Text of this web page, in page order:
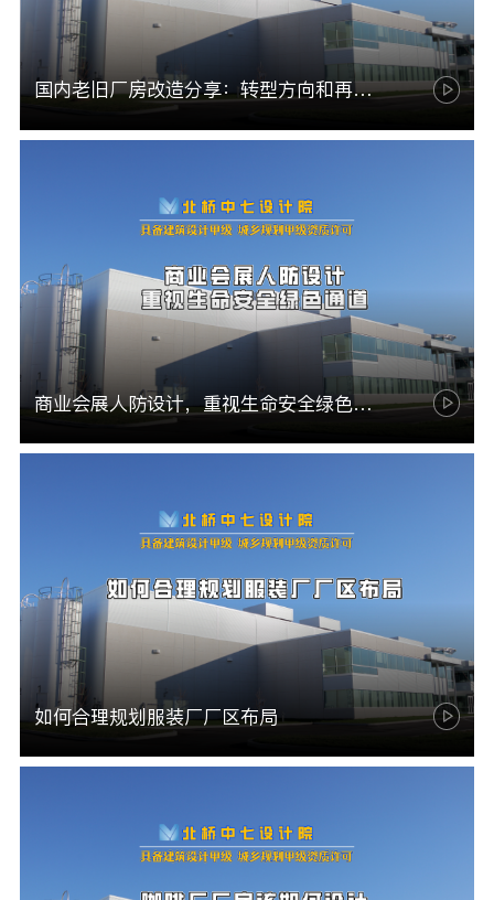
国内老旧厂房改造分享：转型方向和再利用措施
商业会展人防设计，重视生命安全绿色通道
如何合理规划服装厂厂区布局